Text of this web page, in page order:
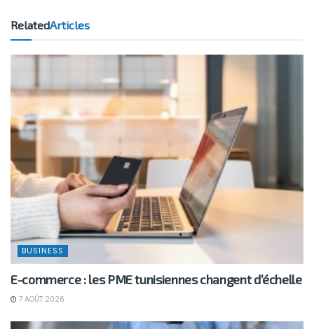
RelatedArticles
BUSINESS
E-commerce : les PME tunisiennes changent d’échelle
7 AOÛT 2026